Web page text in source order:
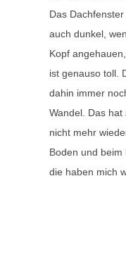
Das
auch dunkel,
Kopf
ist genauso toll.
dahin immer
Wandel. Das
nicht mehr
Boden und beim
die haben mich